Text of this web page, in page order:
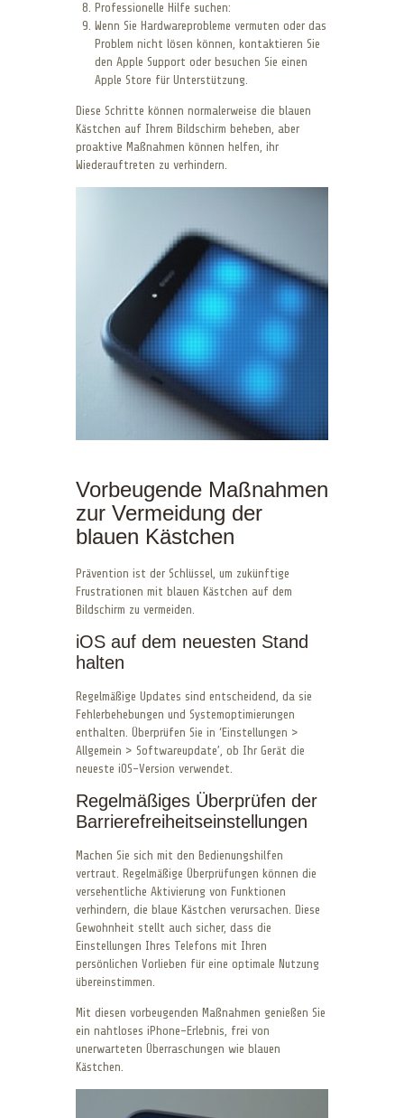
Professionelle Hilfe suchen:
Wenn Sie Hardwareprobleme vermuten oder das
Problem nicht lösen können, kontaktieren Sie
den Apple Support oder besuchen Sie einen
Apple Store für Unterstützung.
Diese Schritte können normalerweise die blauen
Kästchen auf Ihrem Bildschirm beheben, aber
proaktive Maßnahmen können helfen, ihr
Wiederauftreten zu verhindern.
Vorbeugende Maßnahmen
zur Vermeidung der
blauen Kästchen
Prävention ist der Schlüssel, um zukünftige
Frustrationen mit blauen Kästchen auf dem
Bildschirm zu vermeiden.
iOS auf dem neuesten Stand
halten
Regelmäßige Updates sind entscheidend, da sie
Fehlerbehebungen und Systemoptimierungen
enthalten. Überprüfen Sie in ‘Einstellungen >
Allgemein > Softwareupdate’, ob Ihr Gerät die
neueste iOS-Version verwendet.
Regelmäßiges Überprüfen der
Barrierefreiheitseinstellungen
Machen Sie sich mit den Bedienungshilfen
vertraut. Regelmäßige Überprüfungen können die
versehentliche Aktivierung von Funktionen
verhindern, die blaue Kästchen verursachen. Diese
Gewohnheit stellt auch sicher, dass die
Einstellungen Ihres Telefons mit Ihren
persönlichen Vorlieben für eine optimale Nutzung
übereinstimmen.
Mit diesen vorbeugenden Maßnahmen genießen Sie
ein nahtloses iPhone-Erlebnis, frei von
unerwarteten Überraschungen wie blauen
Kästchen.